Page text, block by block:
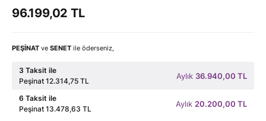
96.199,02 TL
PEŞİNAT ve SENET ile öderseniz,
3 Taksit ile
Peşinat 12.314,75 TL
Aylık 36.940,00 TL
6 Taksit ile
Peşinat 13.478,63 TL
Aylık 20.200,00 TL